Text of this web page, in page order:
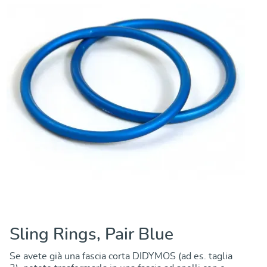
Sling Rings, Pair Blue
Se avete già una fascia corta DIDYMOS (ad es. taglia